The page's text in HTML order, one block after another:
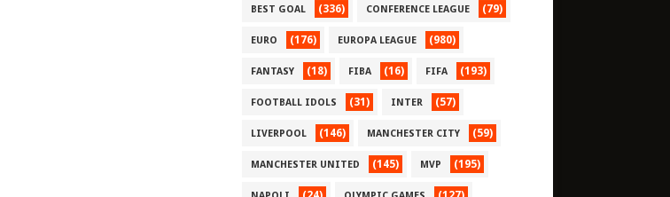
BEST GOAL (336) CONFERENCE LEAGUE (79)
EURO (176) EUROPA LEAGUE (980)
FANTASY (18) FIBA (16) FIFA (193)
FOOTBALL IDOLS (31) INTER (57)
LIVERPOOL (146) MANCHESTER CITY (59)
MANCHESTER UNITED (145) MVP (195)